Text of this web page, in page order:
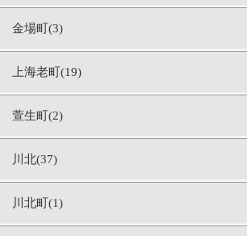
金場町(3)
上海老町(19)
萱生町(2)
川北(37)
川北町(1)